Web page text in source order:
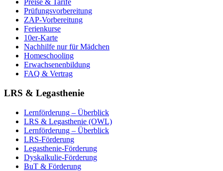
Preise & Tarife
Prüfungsvorbereitung
ZAP-Vorbereitung
Ferienkurse
10er-Karte
Nachhilfe nur für Mädchen
Homeschooling
Erwachsenenbildung
FAQ & Vertrag
LRS & Legasthenie
Lernförderung – Überblick
LRS & Legasthenie (OWL)
Lernförderung – Überblick
LRS-Förderung
Legasthenie-Förderung
Dyskalkulie-Förderung
BuT & Förderung